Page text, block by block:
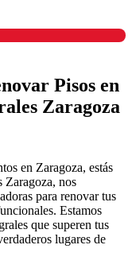
Pisos en
Zaragoza
en Zaragoza, estás
Zaragoza, nos
para renovar tus
Estamos
que superen tus
lugares de